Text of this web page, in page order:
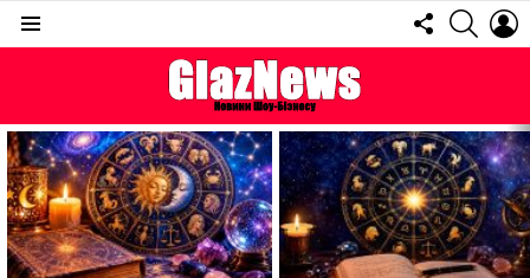
FOLLOW
US
ОСТАННІ
СТАТТІ